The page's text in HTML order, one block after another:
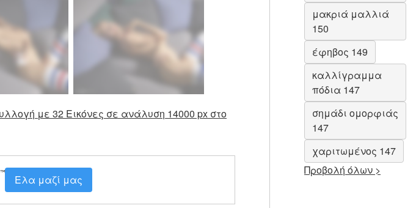
με 32 Εικόνες σε ανάλυση 14000 px στο
Ελα μαζί μας
μακριά μαλλιά
150
έφηβος 149
καλλίγραμμα
πόδια 147
σημάδι ομορφιάς
147
χαριτωμένος 147
Προβολή όλων >